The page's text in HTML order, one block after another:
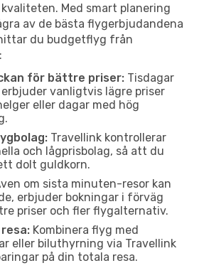
Med smart planering
av de bästa flygerbjudandena
du budgetflyg från
för bättre priser: Tisdagar
vanligtvis lägre priser
eller dagar med hög
Travellink kontrollerar
och lågprisbolag, så att du
dolt guldkorn.
om sista minuten-resor kan
erbjuder bokningar i förväg
priser och fler flygalternativ.
Kombinera flyg med
eller biluthyrning via Travellink
på din totala resa.